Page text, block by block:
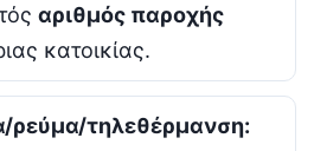
αριθμός παροχής
κατοικίας.
ρεύμα/τηλεθέρμανση: